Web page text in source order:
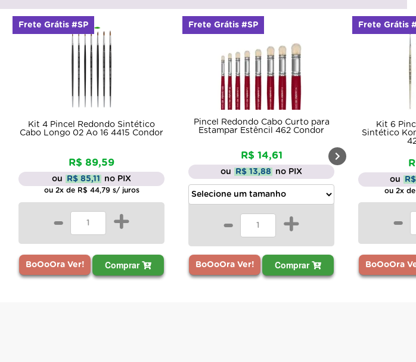
Kit 4 Pincel Redondo Sintético
Cabo Longo 02 Ao 16 4415 Condor
R$ 89,59
ou R$ 85,11 no PIX
ou 2x de R$ 44,79 s/ juros
- +
BoOoOra Ver! Comprar
Frete Grátis #SP
Pincel Redondo Cabo Curto para
Estampar Estêncil 462 Condor
R$ 14,61
ou R$ 13,88 no PIX
- +
BoOoOra Ver! Comprar
Frete Grátis #SP
Kit 6
Sintético
ou
ou 2x
-
BoOoOra
Frete Grátis